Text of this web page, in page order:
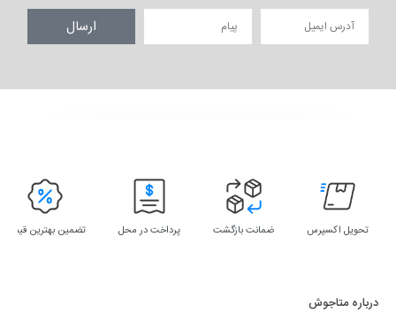
ارسال
تحویل اکسپرس ضمانت بازگشت پرداخت در محل تضمین بهترین قیمت
درباره متاجوش